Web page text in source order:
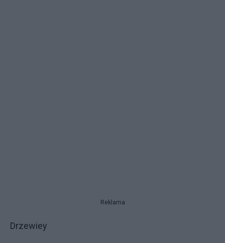
Reklama
Drzewiey